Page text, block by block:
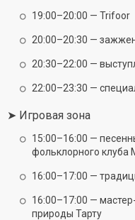
19:00–20:00 — Trifoor
20:00–20:30 —
20:30–22:00 —
22:00–23:30 —
➤ Игровая зона
15:00–16:00 —
фольклорного клуба
16:00–17:00 —
16:00–17:00 —
природы Тарту